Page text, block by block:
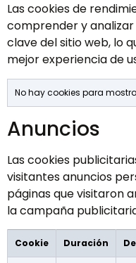
Las cookies de
comprender y
clave del sitio web, lo
mejor experiencia de
No hay cookies para
Anuncios
Las cookies
visitantes anuncios
páginas que visitaron
la campaña
Cookie Duración